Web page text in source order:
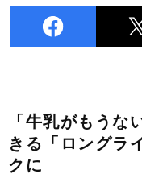
「牛乳がもうな
きる「ロングラ
クに